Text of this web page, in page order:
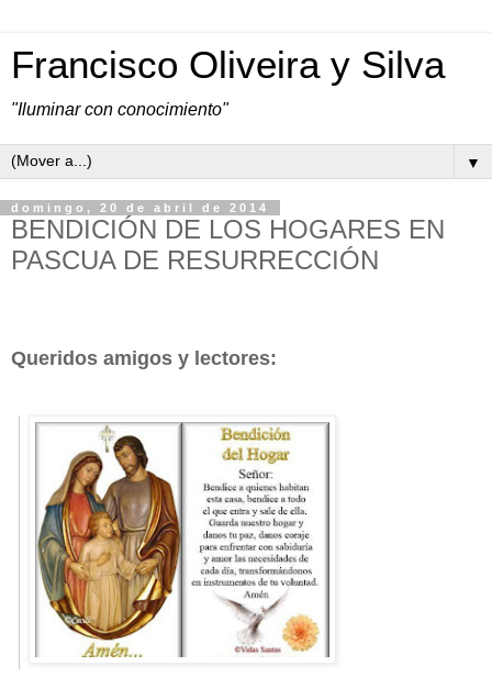
Francisco Oliveira y Silva
"Iluminar con conocimiento"
▼
domingo, 20 de abril de 2014
BENDICIÓN DE LOS HOGARES EN
PASCUA DE RESURRECCIÓN
Queridos amigos y lectores: